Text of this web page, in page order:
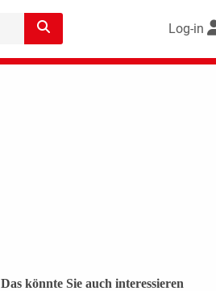
Log-in
Das könnte Sie auch interessieren